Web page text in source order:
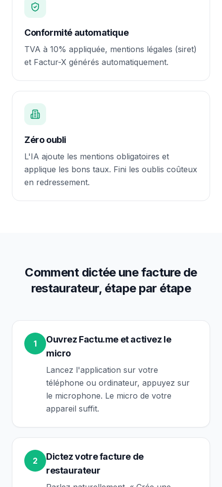
Conformité automatique
TVA à 10% appliquée, mentions légales (siret)
et Factur-X générés automatiquement.
Zéro oubli
L'IA ajoute les mentions obligatoires et
applique les bons taux. Fini les oublis coûteux
en redressement.
Comment dictée une facture de
restaurateur, étape par étape
1
Ouvrez Factu.me et activez le
micro
Lancez l'application sur votre
téléphone ou ordinateur, appuyez sur
le microphone. Le micro de votre
appareil suffit.
2
Dictez votre facture de
restaurateur